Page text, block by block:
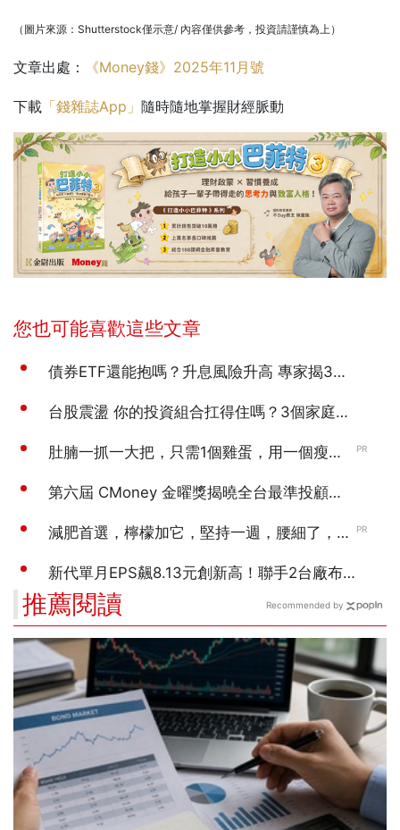
（圖片來源：Shutterstock僅示意/ 內容僅供參考，投資請謹慎為上）
文章出處： 《Money錢》2025年11月號
下載 「錢雜誌App」 隨時隨地掌握財經脈動
推薦閱讀 Recommended by